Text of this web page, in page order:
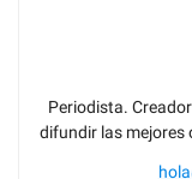
Periodista.
difundir las mejores